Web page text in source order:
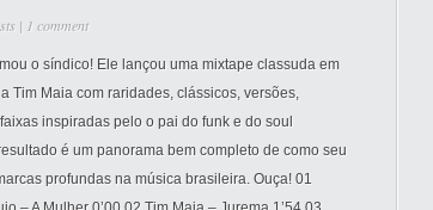
| 1 comment
o síndico! Ele lançou uma mixtape classuda em
Tim Maia com raridades, clássicos, versões,
inspiradas pelo o pai do funk e do soul
é um panorama bem completo de como seu
profundas na música brasileira. Ouça! 01